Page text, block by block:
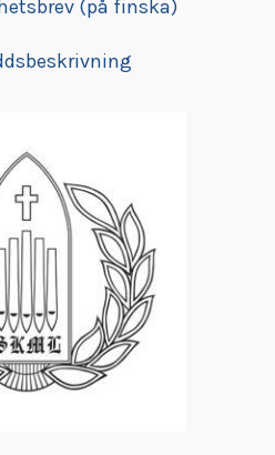
produktsidan
(på finska)